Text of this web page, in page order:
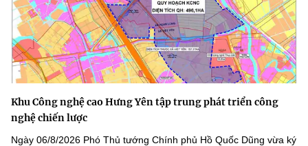
Khu Công nghệ cao Hưng Yên tập trung phát triển công
nghệ chiến lược
Ngày 06/8/2026 Phó Thủ tướng Chính phủ Hồ Quốc Dũng vừa ký